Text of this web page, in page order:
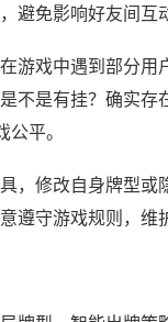
避免影响好友间互
游戏中遇到部分用
不是有挂？确实存
平。
，修改自身牌型或
遵守游戏规则，维